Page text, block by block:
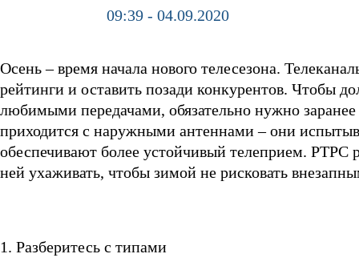
09:39 - 04.09.2020
Осень – время начала нового телесезона.
рейтинги и оставить позади конкурентов. Чтобы
любимыми передачами, обязательно нужно
приходится с наружными антеннами – они
обеспечивают более устойчивый телеприем. РТРС
ней ухаживать, чтобы зимой не рисковать
1. Разберитесь с типами